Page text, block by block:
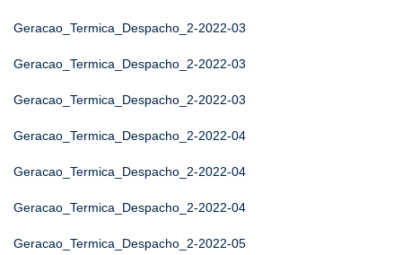
Geracao_Termica_Despacho_2-2022-03
Geracao_Termica_Despacho_2-2022-03
Geracao_Termica_Despacho_2-2022-03
Geracao_Termica_Despacho_2-2022-04
Geracao_Termica_Despacho_2-2022-04
Geracao_Termica_Despacho_2-2022-04
Geracao_Termica_Despacho_2-2022-05